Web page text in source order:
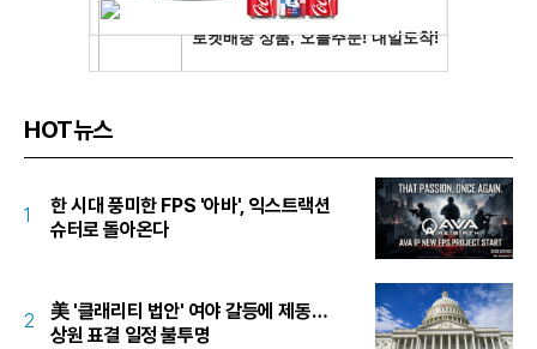
HOT뉴스
1
한 시대 풍미한 FPS '아바', 익스트랙션
슈터로 돌아온다
2
美 '클래리티 법안' 여야 갈등에 제동…
상원 표결 일정 불투명